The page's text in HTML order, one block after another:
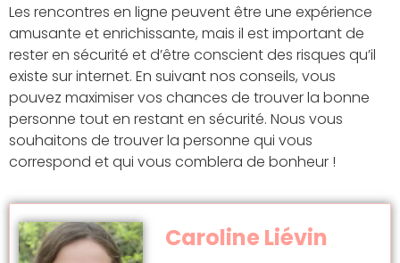
Les rencontres en ligne peuvent être une expérience
amusante et enrichissante, mais il est important de
rester en sécurité et d’être conscient des risques qu’il
existe sur internet. En suivant nos conseils, vous
pouvez maximiser vos chances de trouver la bonne
personne tout en restant en sécurité. Nous vous
souhaitons de trouver la personne qui vous
correspond et qui vous comblera de bonheur !
Caroline Liévin